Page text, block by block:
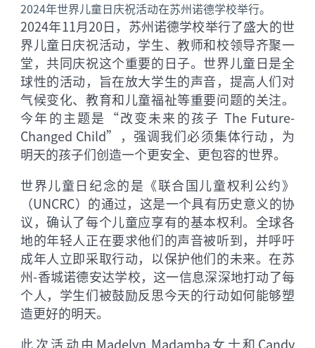
2024年世界儿童日庆祝活动在苏州诺德学校举行。
2024年11月20日，苏州诺德学校举行了盛大的世
界儿童日庆祝活动，学生、教师和校领导齐聚一
堂，共同庆祝这个重要的日子。世界儿童日是全
球性的活动，旨在放大学生的声音，提高人们对
气候变化、教育和儿童福祉等重要问题的关注。
今年的主题是“改变未来的孩子 The Future-
Changed Child”，强调我们必须集体行动，为
明天的孩子们创造一个更安全、更包容的世界。
世界儿童日纪念的是《联合国儿童权利公约》
（UNCRC）的通过，这是一个具有历史意义的协
议，确认了每个儿童应享有的基本权利。全球各
地的年轻人正在要求他们的声音被听到，并呼吁
成年人立即采取行动，以保护他们的未来。在苏
州-香城诺德安达学校，这一信息深深地打动了每
个人，学生们被鼓励反思今天的行动如何能够塑
造更好的明天。
此次活动由Madelyn Madamba女士和Candy